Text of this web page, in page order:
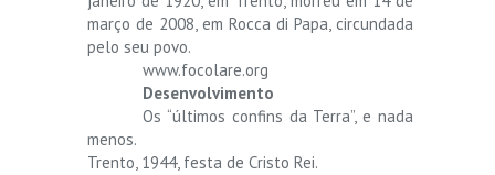
março de 2008, em Rocca di Papa, circundada
pelo seu povo.
www.focolare.org
Desenvolvimento
Os “últimos confins da Terra”, e nada
menos.
Trento, 1944, festa de Cristo Rei.